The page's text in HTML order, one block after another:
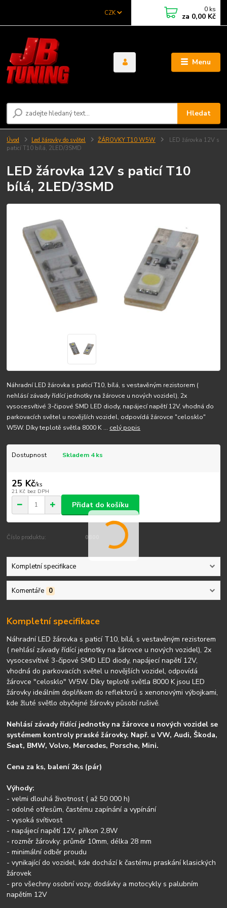
Menu
CZK
Hledat
0 ks
za 0,00 Kč
Úvod Led žárovky do světel ŽÁROVKY T10 W5W
LED žárovka 12V s
paticí T10 bílá, 2LED/3SMD
LED žárovka 12V s paticí T10
bílá, 2LED/3SMD
Náhradní LED žárovka s paticí T10, bílá, s vestavěným rezistorem (
nehlásí závady řídící jednotky na žárovce u nových vozidel), 2x
vysocesvítivé 3-čipové SMD LED diody, napájecí napětí 12V, vhodná do
parkovacích světel u novějších vozidel, odpovídá žárovce "celosklo"
W5W. Díky teplotě světla 8000 K ... celý popis
Dostupnost Skladem 4 ks
25 Kč/ks
21 Kč bez DPH
Přidat do košíku
Číslo produktu: 0800
Kompletní specifikace
Komentáře 0
Kompletní specifikace
Náhradní LED žárovka s paticí T10, bílá, s vestavěným rezistorem
( nehlásí závady řídící jednotky na žárovce u nových vozidel), 2x
vysocesvítivé 3-čipové SMD LED diody, napájecí napětí 12V,
vhodná do parkovacích světel u novějších vozidel, odpovídá
žárovce "celosklo" W5W. Díky teplotě světla 8000 K jsou LED
žárovky ideálním doplňkem do reflektorů s xenonovými výbojkami,
kde žluté světlo obyčejné žárovky působí rušivě.
Nehlásí závady řídící jednotky na žárovce u nových vozidel se
systémem kontroly praské žárovky. Např. u VW, Audi, Škoda,
Seat, BMW, Volvo, Mercedes, Porsche, Mini.
Cena za ks, balení 2ks (pár)
Výhody:
- velmi dlouhá životnost ( až 50 000 h)
- odolné otřesům, častému zapínání a vypínání
- vysoká svítivost
- napájecí napětí 12V, příkon 2,8W
- rozměr žárovky: průměr 10mm, délka 28 mm
- minimální odběr proudu
- vynikající do vozidel, kde dochází k častému praskání klasických
žárovek
- pro všechny osobní vozy, dodávky a motocykly s palubním
napětím 12V